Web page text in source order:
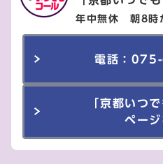
年中無休 朝8時
電話：
「京都いつ
ペー